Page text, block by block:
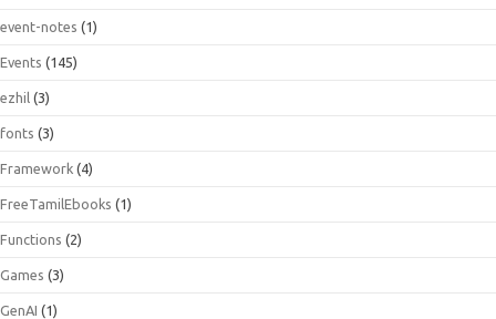
event-notes (1)
Events (145)
ezhil (3)
fonts (3)
Framework (4)
FreeTamilEbooks (1)
Functions (2)
Games (3)
GenAI (1)